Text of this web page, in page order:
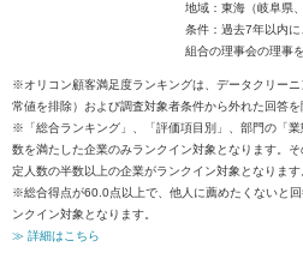
地域：東海（岐阜県
条件：過去7年以内
組合の理事会の理事
※オリコン顧客満足度ランキングは、データクリー
常値を排除）および調査対象者条件から外れた回答を
※「総合ランキング」、「評価項目別」、部門の「
数を満たした企業のみランクイン対象となります。
定人数の半数以上の企業がランクイン対象となります
※総合得点が60.0点以上で、他人に薦めたくないと
ンクイン対象となります。
≫ 詳細はこちら